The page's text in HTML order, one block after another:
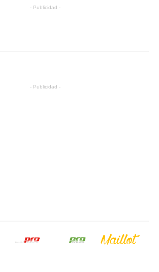
- Publicidad -
- Publicidad -